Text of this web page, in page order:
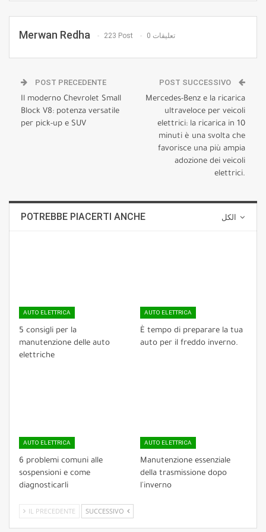
Merwan Redha 223 Post 0 تعليقات
POST PRECEDENTE
Il moderno Chevrolet Small
Block V8: potenza versatile
per pick-up e SUV
POST SUCCESSIVO
Mercedes-Benz e la ricarica
ultraveloce per veicoli
elettrici: la ricarica in 10
minuti è una svolta che
favorisce una più ampia
adozione dei veicoli
elettrici.
POTREBBE PIACERTI ANCHE
AUTO ELETTRICA
5 consigli per la
manutenzione delle auto
elettriche
AUTO ELETTRICA
È tempo di preparare la tua
auto per il freddo inverno.
AUTO ELETTRICA
6 problemi comuni alle
sospensioni e come
diagnosticarli
AUTO ELETTRICA
Manutenzione essenziale
della trasmissione dopo
l'inverno
IL PRECEDENTE SUCCESSIVO